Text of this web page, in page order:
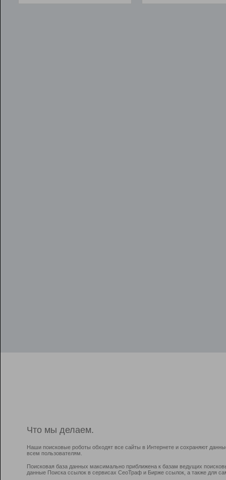
Что мы делаем.
Наши поисковые роботы обходят все сайты в Интернете и сохраняют
всем пользователям.
Поисковая база данных максимально приближена к базам ведущих
данные Поиска ссылок в сервисах СеоТраф и Бирже ссылок, а также для